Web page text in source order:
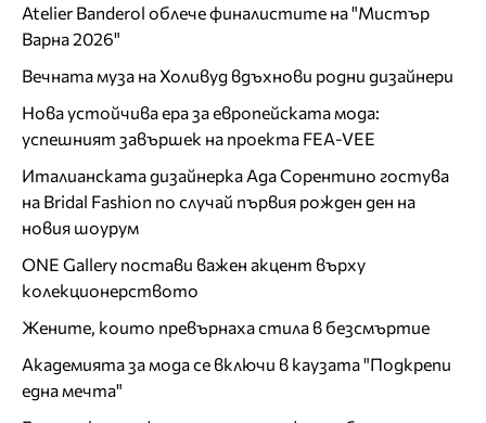
Atelier Banderol облече финалистите на "Мистър
Варна 2026"
Вечната муза на Холивуд вдъхнови родни дизайнери
Нова устойчива ера за европейската мода:
успешният завършек на проекта FEA-VEE
Италианската дизайнерка Ада Сорентино гостува
на Bridal Fashion по случай първия рожден ден на
новия шоурум
ONE Gallery постави важен акцент върху
колекционерството
Жените, които превърнаха стила в безсмъртие
Академията за мода се включи в каузата "Подкрепи
една мечта"